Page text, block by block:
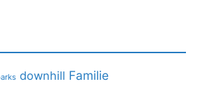
downhill Familie